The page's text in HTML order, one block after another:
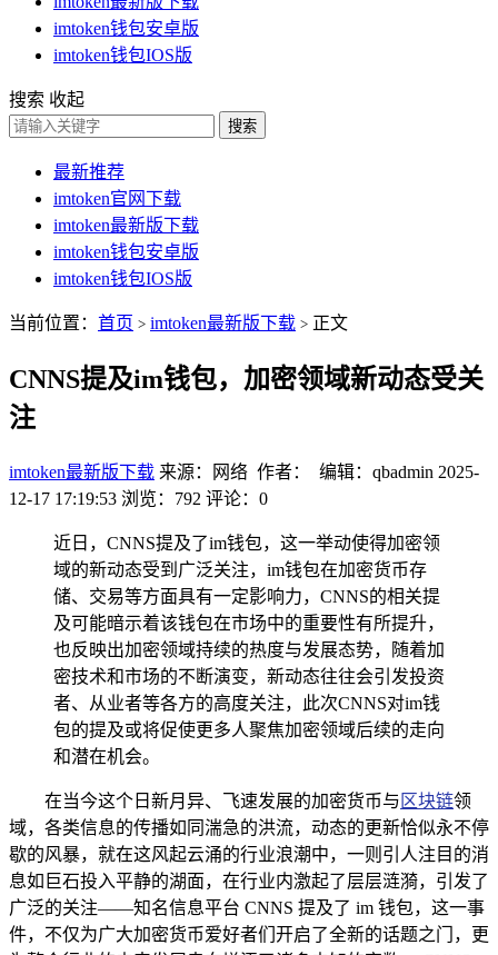
imtoken钱包安卓版
imtoken钱包IOS版
搜索 收起
搜索
最新推荐
imtoken官网下载
imtoken最新版下载
imtoken钱包安卓版
imtoken钱包IOS版
当前位置： 首页 > imtoken最新版下载 > 正文
CNNS提及im钱包，加密领域新动态受关
注
imtoken最新版下载 来源：网络 作者： 编辑：qbadmin 2025-
12-17 17:19:53 浏览：792 评论：0
近日，CNNS提及了im钱包，这一举动使得加密领
域的新动态受到广泛关注，im钱包在加密货币存
储、交易等方面具有一定影响力，CNNS的相关提
及可能暗示着该钱包在市场中的重要性有所提升，
也反映出加密领域持续的热度与发展态势，随着加
密技术和市场的不断演变，新动态往往会引发投资
者、从业者等各方的高度关注，此次CNNS对im钱
包的提及或将促使更多人聚焦加密领域后续的走向
和潜在机会。
在当今这个日新月异、飞速发展的加密货币与 区块链领
域，各类信息的传播如同湍急的洪流，动态的更新恰似永不停
歇的风暴，就在这风起云涌的行业浪潮中，一则引人注目的消
息如巨石投入平静的湖面，在行业内激起了层层涟漪，引发了
广泛的关注——知名信息平台 CNNS 提及了 im 钱包，这一事
件，不仅为广大加密货币爱好者们开启了全新的话题之门，更